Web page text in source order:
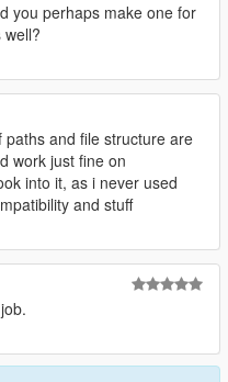
you perhaps make one for
paths and file structure are
work just fine on
into it, as i never used
and stuff